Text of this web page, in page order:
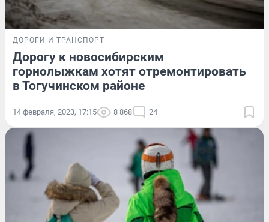
ДОРОГИ И ТРАНСПОРТ
Дорогу к новосибирским
горнолыжкам хотят отремонтировать
в Тогучинском районе
14 февраля, 2023, 17:15 8 868 24